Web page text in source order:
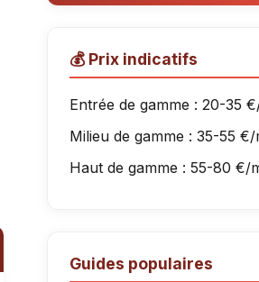
💰 Prix indicatifs
Entrée de gamme : 20-35
Milieu de gamme : 35-55 €/
Haut de gamme : 55-80 €/
Guides populaires